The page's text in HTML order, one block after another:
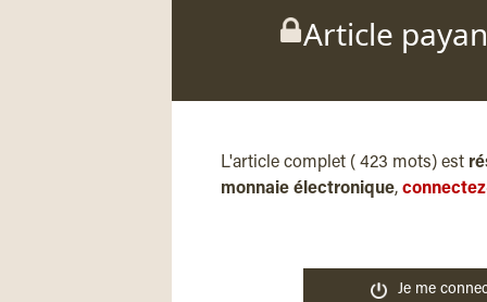
Article
L'article complet ( 423 mots) est
monnaie électronique,
Je me